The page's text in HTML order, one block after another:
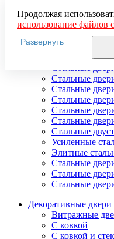
Стальные
Стальные
Стальные
Стальные
Стальные
Стальные
Стальные
Стальные
Стальные
Стальные
Стальные
Усиленные
Элитные
Стальные
Стальные
Стальные
Декоративные двери
Витражные
С ковкой
С ковкой и
Продолжая
использование файлов
пользовательских
местоположении, устройстве,
для
использования
Яндекс.Метрика), в
обработки
Если вы не хотите,
настройте
Развернуть